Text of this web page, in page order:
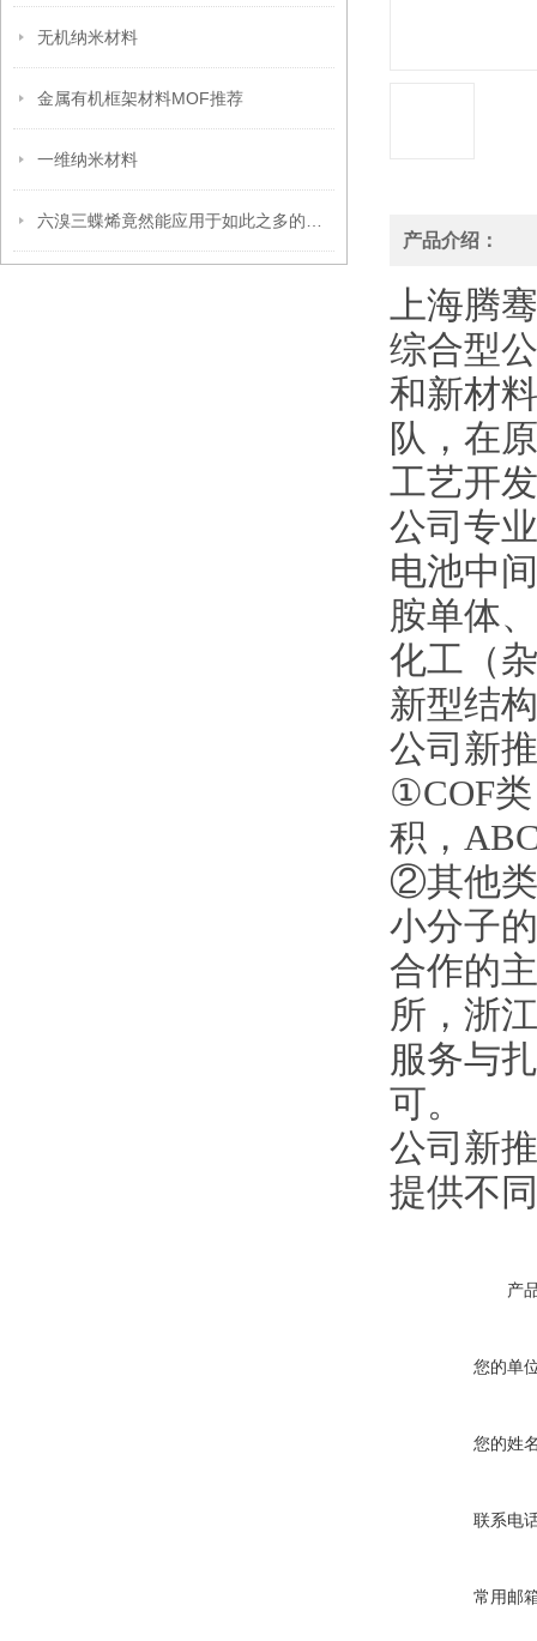
无机纳米材料
金属有机框架材料MOF推荐
一维纳米材料
产品介绍：
上海腾
综合型
和新材
队，在
工艺开
公司专
电池中
胺单体
化工（
新型结
公司新
①COF
积，
②其他类
小分子
合作的
所，浙
服务与
可。
公司新
提供不
产
您的单
您的姓
联系电
常用邮